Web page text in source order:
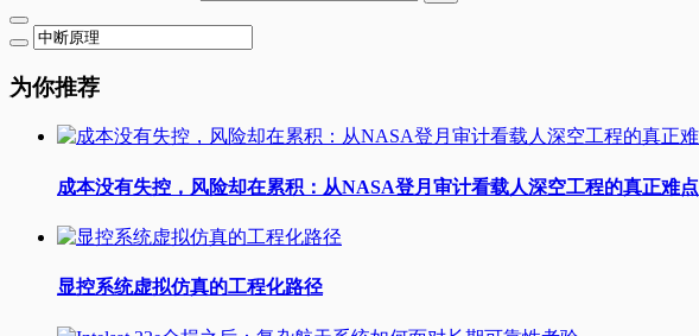
为你推荐
成本没有失控，风险却在累积：从NASA登月审计看载人深空工程的真正难点
显控系统虚拟仿真的工程化路径